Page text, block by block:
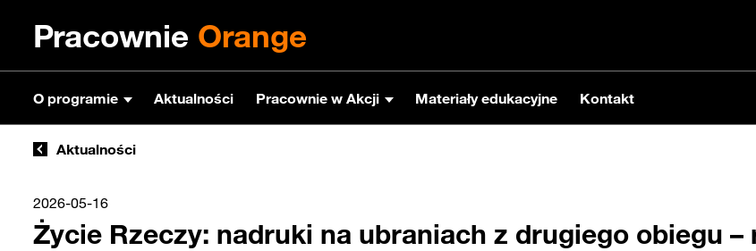
Pracownie Orange
O programie Aktualności Pracownie w Akcji Materiały edukacyjne Kontakt
Aktualności
2026-05-16
Życie Rzeczy: nadruki na ubraniach z drugiego obiegu